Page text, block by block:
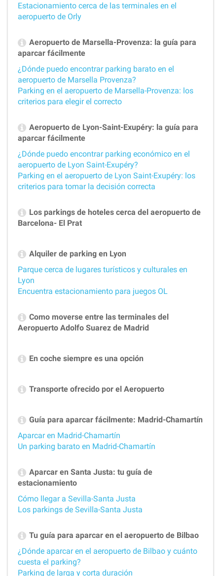
Estacionamiento cerca de las terminales en el
aeropuerto de Orly
Aeropuerto de Marsella-Provenza: la guía para
aparcar fácilmente
¿Dónde puedo encontrar parking barato en el
aeropuerto de Marsella Provenza?
Parking en el aeropuerto de Marsella-Provenza: los
criterios para elegir el correcto
Aeropuerto de Lyon-Saint-Exupéry: la guía para
aparcar fácilmente
¿Dónde puedo encontrar parking económico en el
aeropuerto de Lyon Saint-Exupéry?
Parking en el aeropuerto de Lyon Saint-Exupéry: los
criterios para tomar la decisión correcta
Los parkings de hoteles cerca del aeropuerto de
Barcelona- El Prat
Alquiler de parking en Lyon
Parque cerca de lugares turísticos y culturales en
Lyon
Encuentra estacionamiento para juegos OL
Como moverse entre las terminales del
Aeropuerto Adolfo Suarez de Madrid
En coche siempre es una opción
Transporte ofrecido por el Aeropuerto
Guía para aparcar fácilmente: Madrid-Chamartín
Aparcar en Madrid-Chamartín
Un parking barato en Madrid-Chamartín
Aparcar en Santa Justa: tu guía de
estacionamiento
Cómo llegar a Sevilla-Santa Justa
Los parkings de Sevilla-Santa Justa
Tu guía para aparcar en el aeropuerto de Bilbao
¿Dónde aparcar en el aeropuerto de Bilbao y cuánto
cuesta el parking?
Parking de larga y corta duración